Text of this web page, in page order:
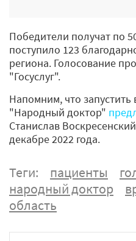
Победители получат по
поступило 123
региона. Голосование
"Госуслуг".
Напомним, что
"Народный доктор"
Станислав
декабре 2022 года.
Теги: пациенты
народный доктор
область